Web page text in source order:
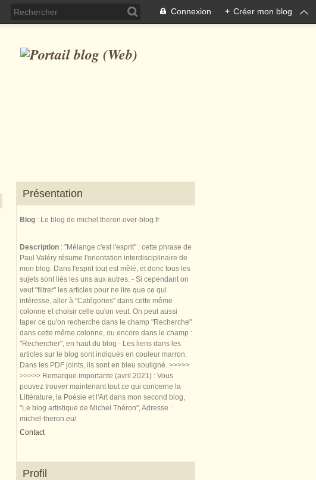
Connexion + Créer mon blog
Présentation
Blog : Le blog de michel.theron.over-blog.fr
Description : "Mélange c'est l'esprit" : cette phrase de
Paul Valéry résume l'orientation interdisciplinaire de
mon blog. Dans l'esprit tout est mêlé, et donc tous les
sujets sont liés les uns aux autres. - Si cependant on
veut "filtrer" les articles pour ne lire que ce qui
intéresse, aller à "Catégories" dans cette même
colonne et choisir celle qu'on veut. On peut aussi
taper ce qu'on recherche dans le champ "Recherche"
dans cette même colonne, ou encore dans le champ :
"Rechercher", en haut du blog - Les liens dans les
articles sur le blog sont indiqués en couleur marron.
Dans les PDF joints, ils sont en bleu souligné. >>>>>
>>>>> Remarque importante (avril 2021) : Vous
pouvez trouver maintenant tout ce qui concerne la
Littérature, la Poésie et l'Art dans mon second blog,
"Le blog artistique de Michel Théron", Adresse :
michel-theron.eu/
Contact
Profil